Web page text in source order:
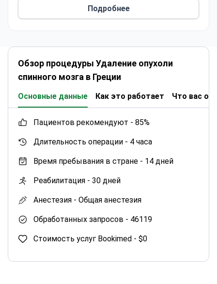
Подробнее
Обзор процедуры Удаление опухоли
спинного мозга в Греции
Основные данные Как это работает Что вас
пациентов рекомендуют - 85%
Длительность операции - 4 часа
Время пребывания в стране - 14 дней
Реабилитация - 30 дней
Анестезия - Общая анестезия
Обработанных запросов - 46119
Стоимость услуг Bookimed - $0